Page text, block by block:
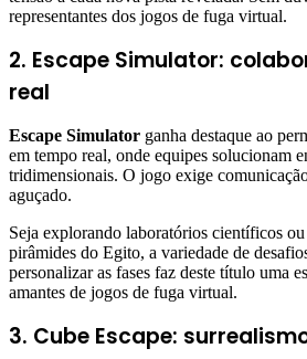
representantes dos jogos de fuga virtual.
2. Escape Simulator:
real
Escape Simulator ganha destaque ao
em tempo real, onde equipes solucionam
tridimensionais. O jogo exige
aguçado.
Seja explorando laboratórios científicos ou
pirâmides do Egito, a variedade de
personalizar as fases faz deste título uma
amantes de jogos de fuga virtual.
3. Cube Escape: